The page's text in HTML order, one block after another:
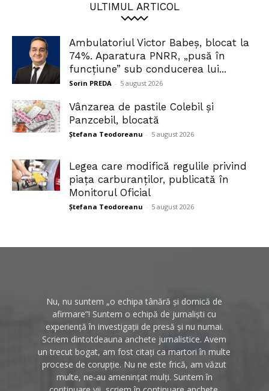
ULTIMUL ARTICOL
Ambulatoriul Victor Babeș, blocat la
74%. Aparatura PNRR, „pusă în
funcțiune” sub conducerea lui...
Sorin PREDA - 5 august 2026
Vânzarea de pastile Colebil și
Panzcebil, blocată
Ștefana Teodoreanu - 5 august 2026
Legea care modifică regulile privind
piața carburanților, publicată în
Monitorul Oficial
Ștefana Teodoreanu - 5 august 2026
Nu, nu suntem „o echipa tânără și dornică de
afirmare”! Suntem o echipă de jurnaliști cu
experiență în investigații de presă și nu numai.
Scriem dintotdeauna anchete jurnalistice. Avem
un trecut bogat, am fost citați ca martori în multe
procese de corupție. Nu ne este frică, am văzut
multe, ne-au amenințat mulți. Suntem în